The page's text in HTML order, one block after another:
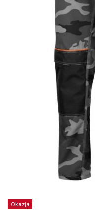
Tagi produktu
Okazja